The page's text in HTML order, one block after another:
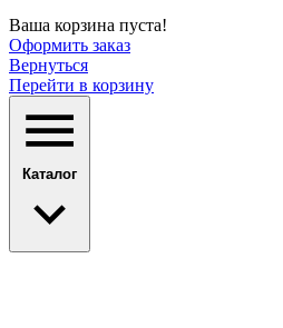
Ваша корзина пуста!
Оформить заказ
Вернуться
Перейти в корзину
Каталог